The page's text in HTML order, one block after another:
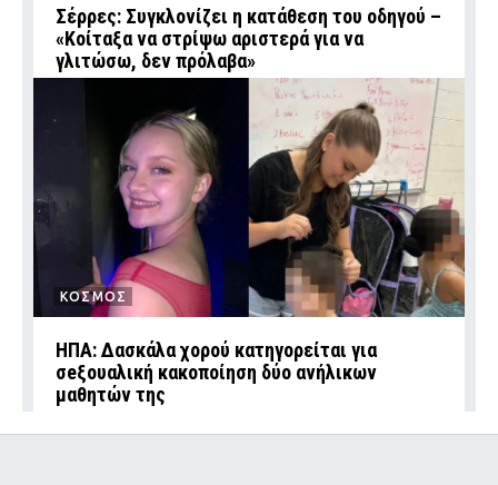
Σέρρες: Συγκλονίζει η κατάθεση του οδηγού –
«Κοίταξα να στρίψω αριστερά για να
γλιτώσω, δεν πρόλαβα»
ΚΟΣΜΟΣ
ΗΠΑ: Δασκάλα χορού κατηγορείται για
σeξουαλική κακοποίηση δύο ανήλικων
μαθητών της